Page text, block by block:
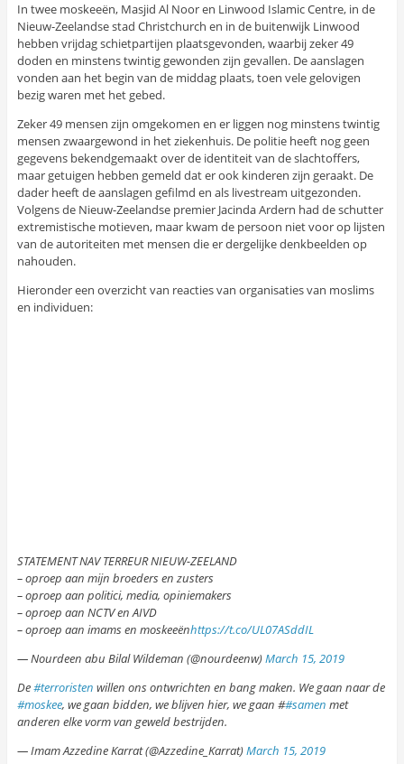
In twee moskeeën, Masjid Al Noor en Linwood Islamic Centre, in de
Nieuw-Zeelandse stad Christchurch en in de buitenwijk Linwood
hebben vrijdag schietpartijen plaatsgevonden, waarbij zeker 49
doden en minstens twintig gewonden zijn gevallen. De aanslagen
vonden aan het begin van de middag plaats, toen vele gelovigen
bezig waren met het gebed.
Zeker 49 mensen zijn omgekomen en er liggen nog minstens twintig
mensen zwaargewond in het ziekenhuis. De politie heeft nog geen
gegevens bekendgemaakt over de identiteit van de slachtoffers,
maar getuigen hebben gemeld dat er ook kinderen zijn geraakt. De
dader heeft de aanslagen gefilmd en als livestream uitgezonden.
Volgens de Nieuw-Zeelandse premier Jacinda Ardern had de schutter
extremistische motieven, maar kwam de persoon niet voor op lijsten
van de autoriteiten met mensen die er dergelijke denkbeelden op
nahouden.
Hieronder een overzicht van reacties van organisaties van moslims
en individuen:
STATEMENT NAV TERREUR NIEUW-ZEELAND
– oproep aan mijn broeders en zusters
– oproep aan politici, media, opiniemakers
– oproep aan NCTV en AIVD
– oproep aan imams en moskeeënhttps://t.co/UL07ASddIL
— Nourdeen abu Bilal Wildeman (@nourdeenw)March 15, 2019
De#terroristen willen ons ontwrichten en bang maken. We gaan naar de
#moskee, we gaan bidden, we blijven hier, we gaan ##samen met
anderen elke vorm van geweld bestrijden.
— Imam Azzedine Karrat (@Azzedine_Karrat)March 15, 2019